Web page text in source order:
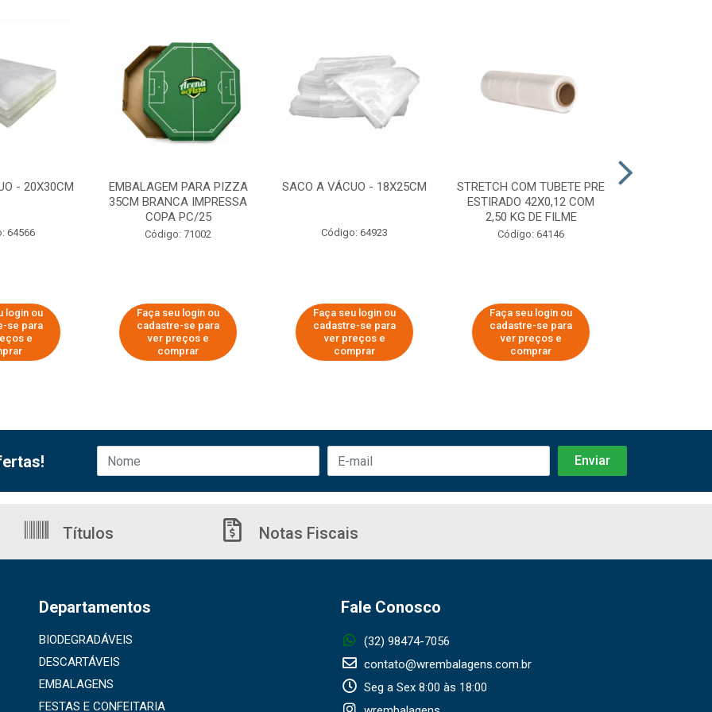
- 20X30CM
64566
login ou
se para
e
EMBALAGEM PARA PIZZA
35CM BRANCA IMPRESSA
COPA PC/25
Código: 71002
Faça seu login ou
cadastre-se para
ver preços e
comprar
SACO A VÁCUO - 18X25CM
Código: 64923
Faça seu login ou
cadastre-se para
ver preços e
comprar
STRETCH COM TUBETE PRE
ESTIRADO 42X0,12 COM
2,50 KG DE FILME
Código: 64146
Faça seu login ou
cadastre-se para
ver preços e
comprar
Títulos Notas Fiscais
Departamentos
BIODEGRADÁVEIS
DESCARTÁVEIS
EMBALAGENS
FESTAS E CONFEITARIA
Fale Conosco
(32) 98474-7056
contato@wrembalagens.com.br
Seg a Sex 8:00 às 18:00